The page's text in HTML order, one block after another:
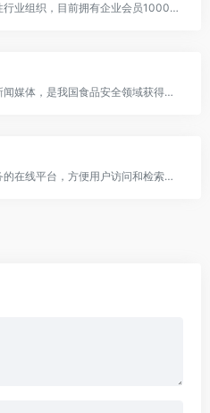
连锁经营领域唯一的全国性行业组织，目前拥有企业会员1000余家。
食品安全领域国家级专业新闻媒体，是我国食品安全领域获得互联网新闻信息服务许可的国家级互联网平台。
食品安全国家标准查询服务的在线平台，方便用户访问和检索关于食品安全的国家标准信息